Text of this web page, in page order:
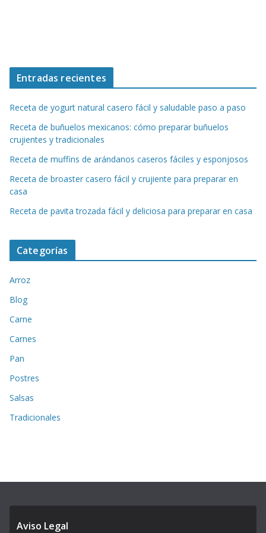
Entradas recientes
Receta de yogurt natural casero fácil y saludable paso a paso
Receta de buñuelos mexicanos: cómo preparar buñuelos
crujientes y tradicionales
Receta de muffins de arándanos caseros fáciles y esponjosos
Receta de broaster casero fácil y crujiente para preparar en
casa
Receta de pavita trozada fácil y deliciosa para preparar en casa
Categorías
Arroz
Blog
Carne
Carnes
Pan
Postres
Salsas
Tradicionales
Aviso Legal